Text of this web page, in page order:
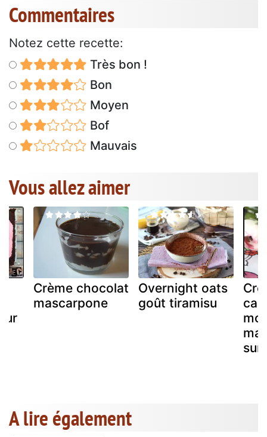
Commentaires
Notez cette recette:
Très bon !
Bon
Moyen
Bof
Mauvais
Vous allez aimer
Crème chocolat
mascarpone
Overnight oats
goût tiramisu
sur
A lire également